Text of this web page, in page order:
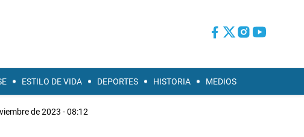
ESTILO DE VIDA DEPORTES HISTORIA MEDIOS
de 2023 - 08:12